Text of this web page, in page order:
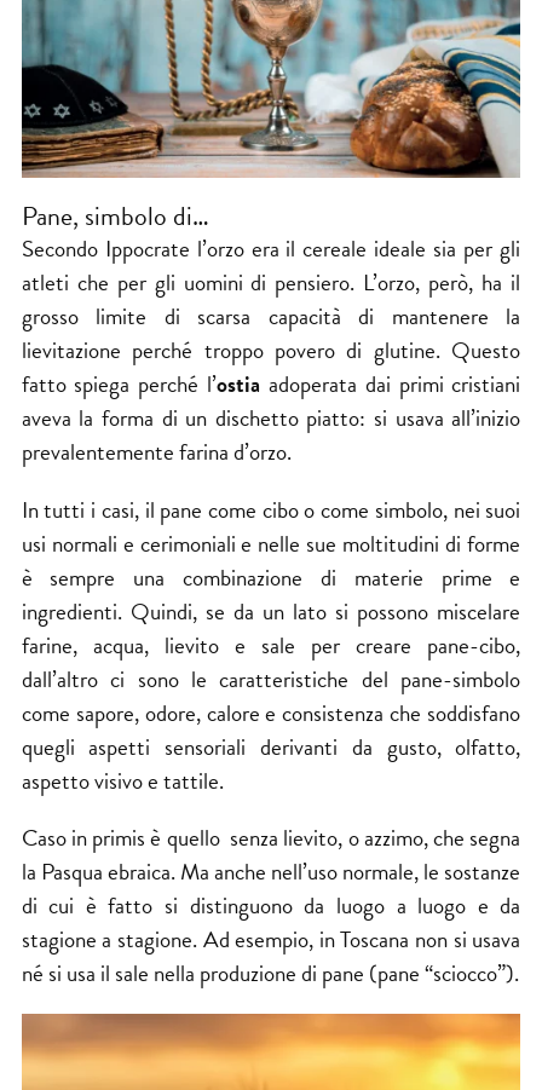
Pane, simbolo di…
Secondo Ippocrate l’orzo era il cereale ideale sia per gli
atleti che per gli uomini di pensiero. L’orzo, però, ha il
grosso limite di scarsa capacità di mantenere la
lievitazione perché troppo povero di glutine. Questo
fatto spiega perché l’ostia adoperata dai primi cristiani
aveva la forma di un dischetto piatto: si usava all’inizio
prevalentemente farina d’orzo.
In tutti i casi, il pane come cibo o come simbolo, nei suoi
usi normali e cerimoniali e nelle sue moltitudini di forme
è sempre una combinazione di materie prime e
ingredienti. Quindi, se da un lato si possono miscelare
farine, acqua, lievito e sale per creare pane-cibo,
dall’altro ci sono le caratteristiche del pane-simbolo
come sapore, odore, calore e consistenza che soddisfano
quegli aspetti sensoriali derivanti da gusto, olfatto,
aspetto visivo e tattile.
Caso in primis è quello senza lievito, o azzimo, che segna
la Pasqua ebraica. Ma anche nell’uso normale, le sostanze
di cui è fatto si distinguono da luogo a luogo e da
stagione a stagione. Ad esempio, in Toscana non si usava
né si usa il sale nella produzione di pane (pane “sciocco”).